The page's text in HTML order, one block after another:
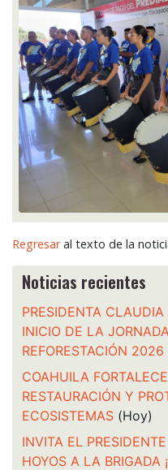
Regresaral texto de la
Noticias recientes
PRESIDENTA
INICIO DE LA
REFORESTACIÓN 2026
COAHUILA
RESTAURACIÓN Y
ECOSISTEMAS (Hoy)
INVITA EL
HOYOS A LA BRIGADA